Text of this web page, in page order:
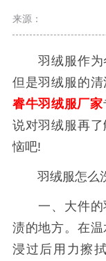
来源：
羽绒服作为冬
但是羽绒服的
睿牛羽绒服厂家
说对羽绒服再
恼吧!
羽绒服怎么
一、大件的
渍的地方。在
浸过后用力擦